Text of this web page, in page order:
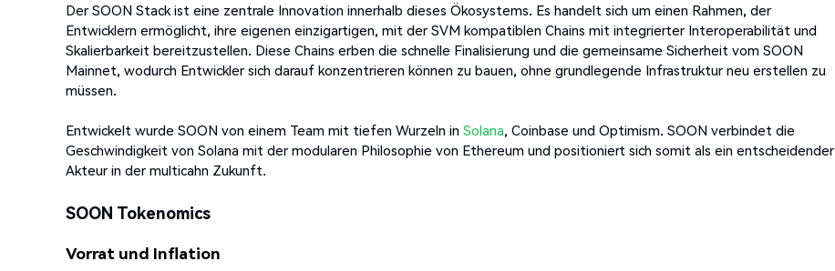
Der SOON Stack ist eine zentrale Innovation innerhalb dieses Ökosystems. Es handelt sich um einen Rahmen, der
Entwicklern ermöglicht, ihre eigenen einzigartigen, mit der SVM kompatiblen Chains mit integrierter Interoperabilität und
Skalierbarkeit bereitzustellen. Diese Chains erben die schnelle Finalisierung und die gemeinsame Sicherheit vom SOON
Mainnet, wodurch Entwickler sich darauf konzentrieren können zu bauen, ohne grundlegende Infrastruktur neu erstellen zu
müssen.
Entwickelt wurde SOON von einem Team mit tiefen Wurzeln in Solana, Coinbase und Optimism. SOON verbindet die
Geschwindigkeit von Solana mit der modularen Philosophie von Ethereum und positioniert sich somit als ein entscheidender
Akteur in der multicahn Zukunft.
SOON Tokenomics
Vorrat und Inflation